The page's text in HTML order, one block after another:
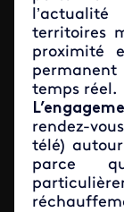
territoires
proximité
temps réel.
rendez-
télé)
parce